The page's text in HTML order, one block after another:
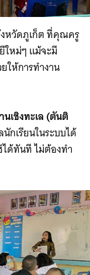
งหวัดภูเก็ต ที่คุณครู
ใหม่ๆ แม้จะมี
ให้การทำงาน
เชิงทะเล (ตันติ
กเรียนในระบบได้
ได้ทันที ไม่ต้องทำ